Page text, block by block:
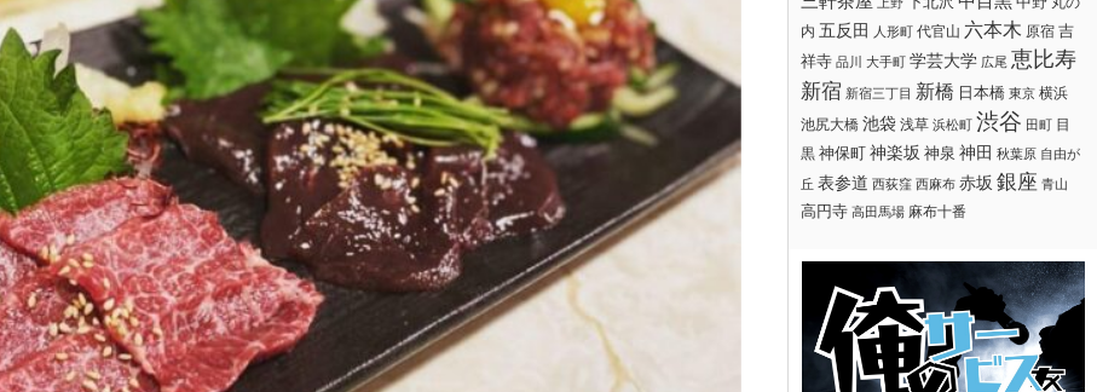
内 五反田 人形町 代官山 六本木 原宿 吉
祥寺 品川 大手町 学芸大学 広尾 恵比寿
新宿 新宿三丁目 新橋 日本橋 東京 横浜
池尻大橋 池袋浅草 浜松町 渋谷 田町 目
黒神保町神楽坂 神泉 神田 秋葉原 自由が
丘 表参道 西荻窪 西麻布 赤坂 銀座 青山
高円寺 高田馬場 麻布十番